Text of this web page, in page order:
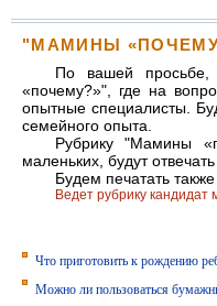
"МАМИНЫ
По вашей просьбе,
«почему?»", где на
опытные специалисты.
семейного опыта.
Рубрику "Мамины
маленьких, будут
Будем печатать
Ведет рубрику
Что приготовить к рождению
Можно ли пользоваться